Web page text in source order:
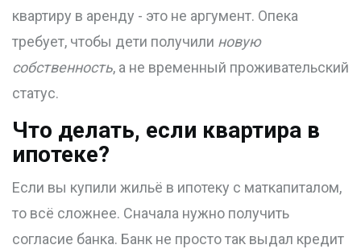
квартиру в аренду - это не аргумент. Опека
требует, чтобы дети получили новую
собственность, а не временный проживательский
статус.
Что делать, если квартира в
ипотеке?
Если вы купили жильё в ипотеку с маткапиталом,
то всё сложнее. Сначала нужно получить
согласие банка. Банк не просто так выдал кредит